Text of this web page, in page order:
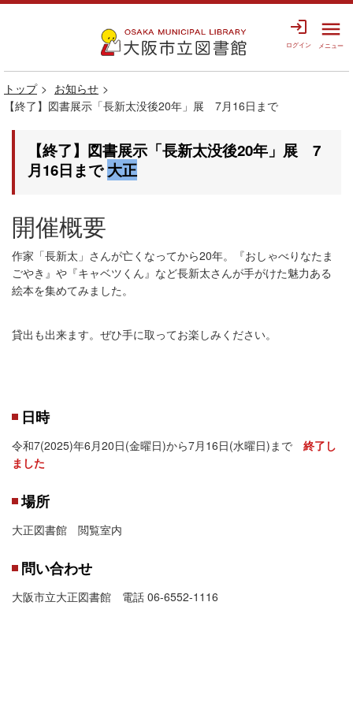
login
ログイン
menu
メニュー
トップ
お知らせ
【終了】図書展示「長新太没後20年」展 7月16日まで
【終了】図書展示「長新太没後20年」展 7
月16日まで大正
開催概要
作家「長新太」さんが亡くなってから20年。『おしゃべりなたま
ごやき』や『キャベツくん』など長新太さんが手がけた魅力ある
絵本を集めてみました。
貸出も出来ます。ぜひ手に取ってお楽しみください。
日時
令和7(2025)年6月20日(金曜日)から7月16日(水曜日)まで 終了し
ました
場所
大正図書館 閲覧室内
問い合わせ
大阪市立大正図書館 電話 06-6552-1116